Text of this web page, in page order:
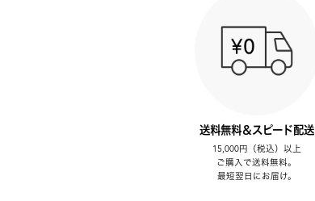
送料無料＆スピード配送
15,000円（税込）以上
ご購入で送料無料。
最短翌日にお届け。